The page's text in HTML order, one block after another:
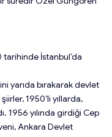
İstanbul’da
yarıda bırakarak devlet
1950’li yıllarda,
1956 yılında girdiği Cep
Ankara Devlet